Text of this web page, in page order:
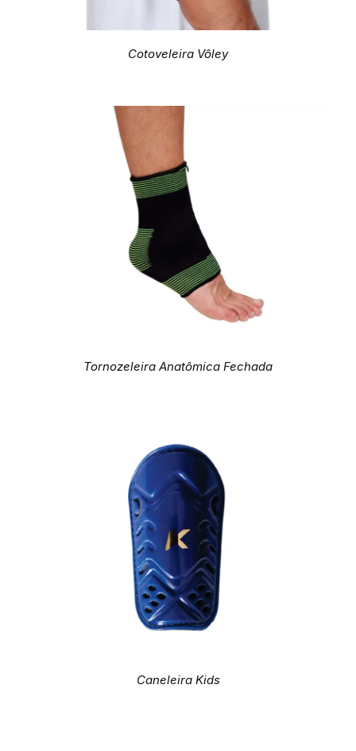
Cotoveleira Vôley
Tornozeleira Anatômica Fechada
Caneleira Kids